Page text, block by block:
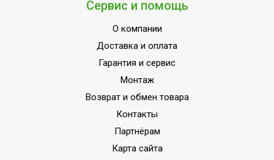
Сервис и помощь
О компании
Доставка и оплата
Гарантия и сервис
Монтаж
Возврат и обмен товара
Контакты
Партнёрам
Карта сайта